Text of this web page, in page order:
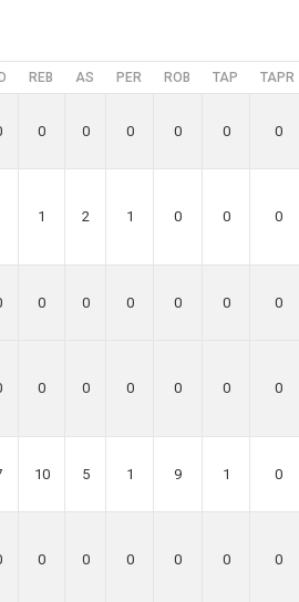
REB AS PER ROB TAP TAPR
0 0 0 0 0 0
1 2 1 0 0 0
0 0 0 0 0 0
0 0 0 0 0 0
10 5 1 9 1 0
0 0 0 0 0 0